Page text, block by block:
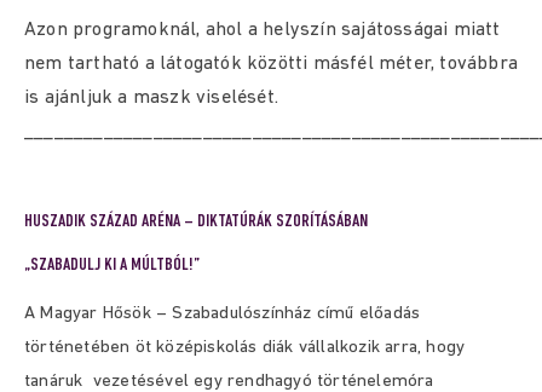
Azon programoknál, ahol a helyszín sajátosságai miatt
nem tartható a látogatók közötti másfél méter, továbbra
is ajánljuk a maszk viselését.
HUSZADIK SZÁZAD ARÉNA – DIKTATÚRÁK SZORÍTÁSÁBAN
„SZABADULJ KI A MÚLTBÓL!”
A Magyar Hősök – Szabadulószínház című előadás
történetében öt középiskolás diák vállalkozik arra, hogy
tanáruk vezetésével egy rendhagyó történelemóra